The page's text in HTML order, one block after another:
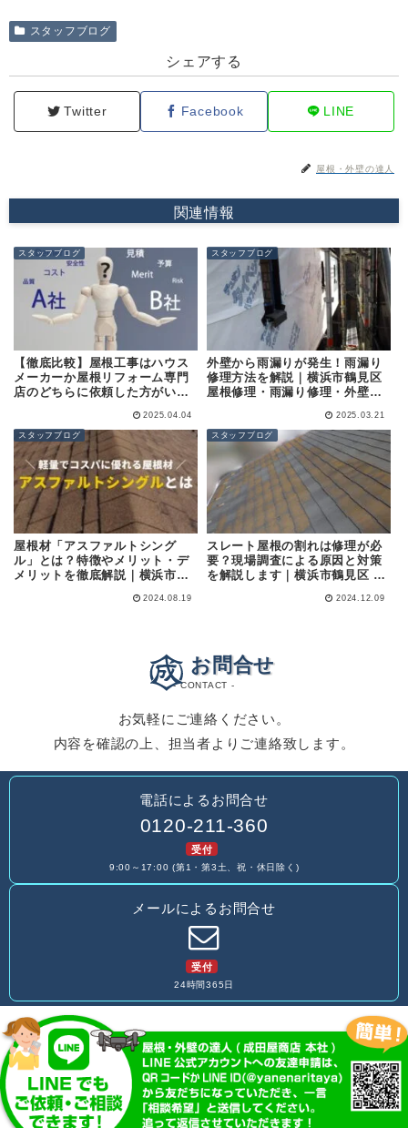
スタッフブログ
シェアする
Twitter Facebook LINE
屋根・外壁の達人
関連情報
スタッフブログ
【徹底比較】屋根工事はハウス
メーカーか屋根リフォーム専門
店のどちらに依頼した方がい
ーム・外壁塗装の専門店 (株)成
田屋商店
2025.04.04
スタッフブログ
外壁から雨漏りが発生！雨漏り
修理方法を解説｜横浜市鶴見区
屋根修理・雨漏り修理・外壁塗
2025.03.21
スタッフブログ
屋根材「アスファルトシング
ル」とは？特徴やメリット・デ
メリットを徹底解説｜横浜市鶴
2024.08.19
スタッフブログ
スレート屋根の割れは修理が必
要？現場調査による原因と対策
を解説します｜横浜市鶴見区 屋
2024.12.09
お問合せ
- CONTACT -
お気軽にご連絡ください。
内容を確認の上、担当者よりご連絡致します。
電話によるお問合せ
0120-211-360
受付
9:00～17:00 (第1・第3土、祝・休日除く)
メールによるお問合せ
受付
24時間365日